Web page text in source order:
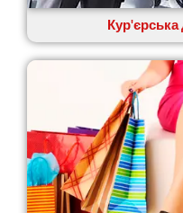
Кур'єрська